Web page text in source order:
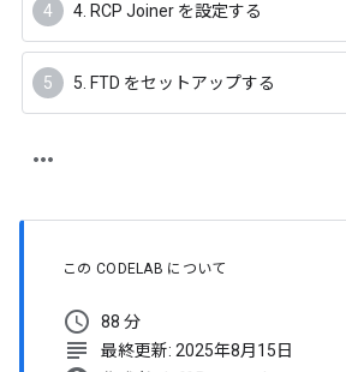
4. RCP Joiner を設定する
5. FTD をセットアップする
この CODELAB について
schedule 88 分
subject 最終更新: 2025年8月15日